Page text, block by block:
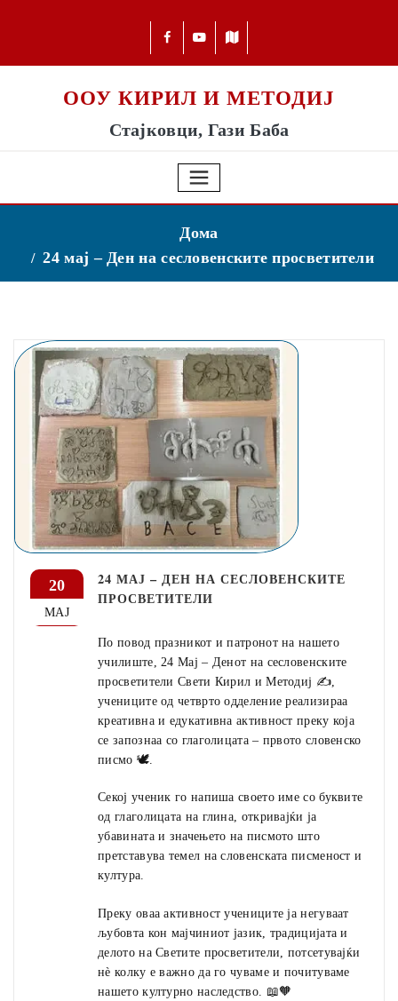
ООУ КИРИЛ И МЕТОДИЈ
Стајковци, Гази Баба
Дома
24 мај – Ден на сесловенските просветители
20
МАЈ
24 МАЈ – ДЕН НА СЕСЛОВЕНСКИТЕ
ПРОСВЕТИТЕЛИ
По повод празникот и патронот на нашето
училиште, 24 Мај – Денот на сесловенските
просветители Свети Кирил и Методиј ✍️,
учениците од четврто одделение реализираа
креативна и едукативна активност преку која
се запознаа со глаголицата – првото словенско
писмо 🕊️.
Секој ученик го напиша своето име со буквите
од глаголицата на глина, откривајќи ја
убавината и значењето на писмото што
претставува темел на словенската писменост и
култура.
Преку оваа активност учениците ја негуваат
љубовта кон мајчиниот јазик, традицијата и
делото на Светите просветители, потсетувајќи
нè колку е важно да го чуваме и почитуваме
нашето културно наследство. 📖🧡